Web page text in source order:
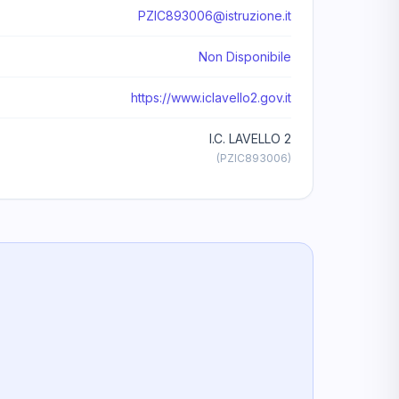
PZIC893006@istruzione.it
Non Disponibile
https://www.iclavello2.gov.it
I.C. LAVELLO 2
(PZIC893006)